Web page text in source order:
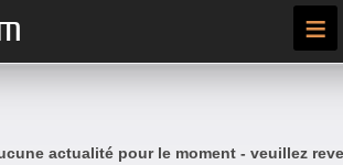
≡
actualité pour le moment - veuillez